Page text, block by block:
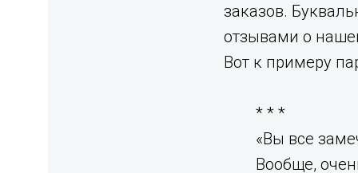
заказов.
отзывами о
Вот к примеру
* * *
«Вы все
Вообще,